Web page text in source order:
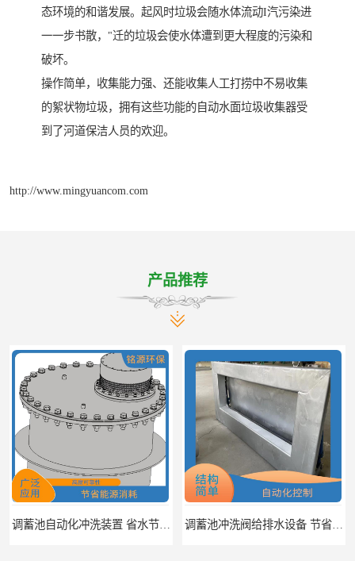
态环境的和谐发展。起风时垃圾会随水体流动I汽污染进
一一步书散，"迁的垃圾会使水体遭到更大程度的污染和
破坏。
操作简单，收集能力强、还能收集人工打捞中不易收集
的絮状物垃圾，拥有这些功能的自动水面垃圾收集器受
到了河道保洁人员的欢迎。
http://www.mingyuancom.com
产品推荐
调蓄池自动化冲洗装置 省水节能 提高工作效率 调蓄池冲洗阀给排水设备 节省水资源 提高工作效率